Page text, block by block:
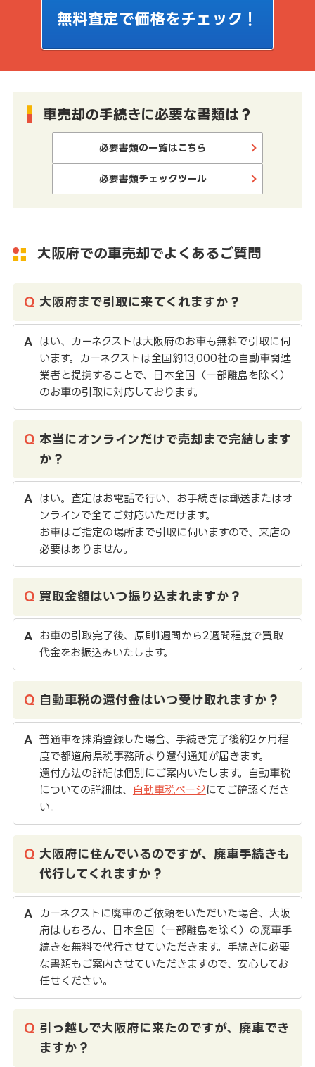
無料査定で価格をチェック！
車売却の手続きに必要な書類は？
必要書類の一覧はこちら
必要書類チェックツール
大阪府での車売却でよくあるご質問
大阪府まで引取に来てくれますか？
はい、カーネクストは大阪府のお車も無料で引取に伺
います。カーネクストは全国約13,000社の自動車関連
業者と提携することで、日本全国（一部離島を除く）
のお車の引取に対応しております。
本当にオンラインだけで売却まで完結します
か？
はい。査定はお電話で行い、お手続きは郵送またはオ
ンラインで全てご対応いただけます。
お車はご指定の場所まで引取に伺いますので、来店の
必要はありません。
買取金額はいつ振り込まれますか？
お車の引取完了後、原則1週間から2週間程度で買取
代金をお振込みいたします。
自動車税の還付金はいつ受け取れますか？
普通車を抹消登録した場合、手続き完了後約2ヶ月程
度で都道府県税事務所より還付通知が届きます。
還付方法の詳細は個別にご案内いたします。自動車税
についての詳細は、
自動車税ページにてご確認くださ
い。
大阪府に住んでいるのですが、廃車手続きも
代行してくれますか？
カーネクストに廃車のご依頼をいただいた場合、大阪
府はもちろん、日本全国（一部離島を除く）の廃車手
続きを無料で代行させていただきます。手続きに必要
な書類もご案内させていただきますので、安心してお
任せください。
引っ越しで大阪府に来たのですが、廃車でき
ますか？